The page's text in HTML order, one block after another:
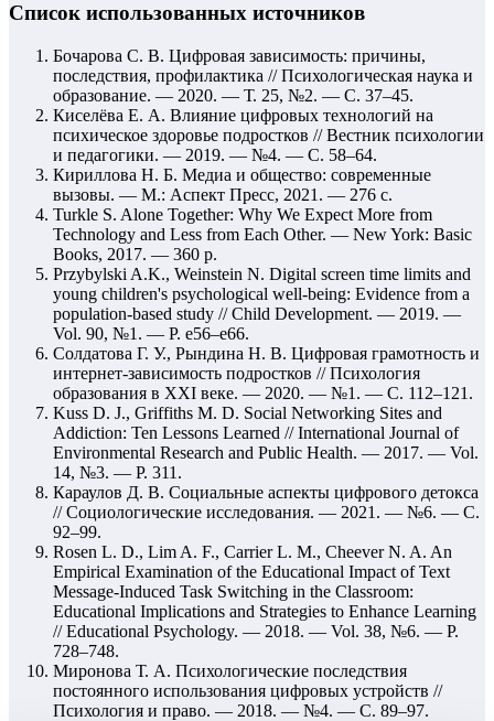
Список использованных источников
Бочарова С. В. Цифровая зависимость: причины,
последствия, профилактика // Психологическая наука и
образование. — 2020. — Т. 25, №2. — С. 37–45.
Киселёва Е. А. Влияние цифровых технологий на
психическое здоровье подростков // Вестник психологии
и педагогики. — 2019. — №4. — С. 58–64.
Кириллова Н. Б. Медиа и общество: современные
вызовы. — М.: Аспект Пресс, 2021. — 276 с.
Turkle S. Alone Together: Why We Expect More from
Technology and Less from Each Other. — New York: Basic
Books, 2017. — 360 p.
Przybylski A.K., Weinstein N. Digital screen time limits and
young children's psychological well-being: Evidence from a
population-based study // Child Development. — 2019. —
Vol. 90, №1. — P. e56–e66.
Солдатова Г. У., Рындина Н. В. Цифровая грамотность и
интернет-зависимость подростков // Психология
образования в XXI веке. — 2020. — №1. — С. 112–121.
Kuss D. J., Griffiths M. D. Social Networking Sites and
Addiction: Ten Lessons Learned // International Journal of
Environmental Research and Public Health. — 2017. — Vol.
14, №3. — P. 311.
Караулов Д. В. Социальные аспекты цифрового детокса
// Социологические исследования. — 2021. — №6. — С.
92–99.
Rosen L. D., Lim A. F., Carrier L. M., Cheever N. A. An
Empirical Examination of the Educational Impact of Text
Message-Induced Task Switching in the Classroom:
Educational Implications and Strategies to Enhance Learning
// Educational Psychology. — 2018. — Vol. 38, №6. — P.
728–748.
Миронова Т. А. Психологические последствия
постоянного использования цифровых устройств //
Психология и право. — 2018. — №4. — С. 89–97.